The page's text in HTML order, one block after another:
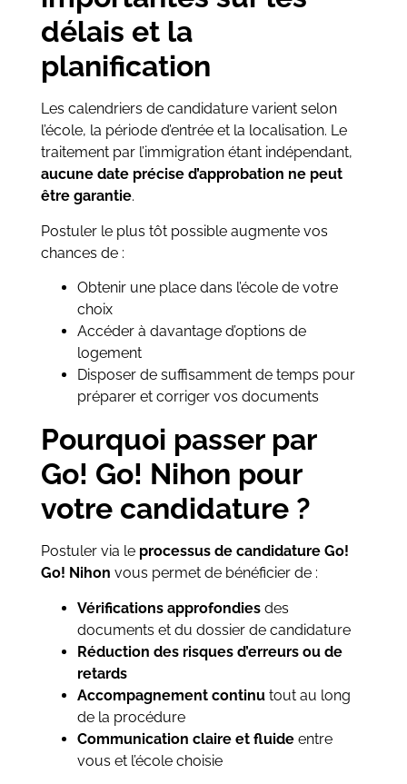
délais et la
planification
Les calendriers de candidature varient selon
l’école, la période d’entrée et la localisation. Le
traitement par l’immigration étant indépendant,
aucune date précise d’approbation ne peut
être garantie.
Postuler le plus tôt possible augmente vos
chances de :
Obtenir une place dans l’école de votre
choix
Accéder à davantage d’options de
logement
Disposer de suffisamment de temps pour
préparer et corriger vos documents
Pourquoi passer par
Go! Go! Nihon pour
votre candidature ?
Postuler via le processus de candidature Go!
Go! Nihon vous permet de bénéficier de :
Vérifications approfondiesdes
documents et du dossier de candidature
Réduction des risques d’erreurs ou de
retards
Accompagnement continutout au long
de la procédure
Communication claire et fluideentre
vous et l’école choisie